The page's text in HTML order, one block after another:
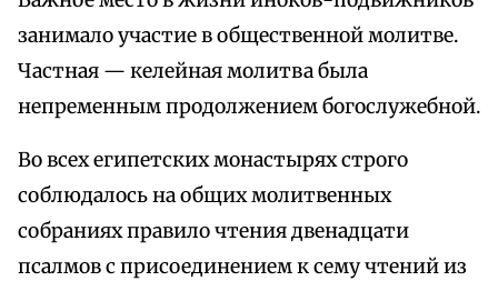
занимало участие в общественной молитве.
Частная — келейная молитва была
непременным продолжением богослужебной.
Во всех египетских монастырях строго
соблюдалось на общих молитвенных
собраниях правило чтения двенадцати
псалмов с присоединением к сему чтений из